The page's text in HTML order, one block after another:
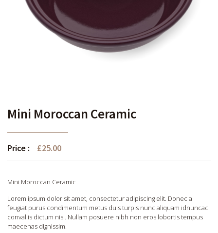
Mini Moroccan Ceramic
Price : £25.00
Mini Moroccan Ceramic
Lorem ipsum dolor sit amet, consectetur adipiscing elit. Donec a
feugiat purus condimentum metus duis turpis nunc aliquam idnuncac
convallis dictum nisi. Nullam posuere nibh non eros lobortis tempus
maecenas dignissim.